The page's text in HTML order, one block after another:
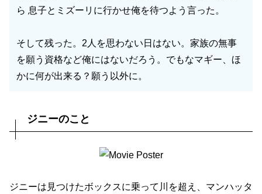
ら 息子とミズーリに行かせ俺を待つよう言った。
そして残った。2人を思わない日はない。家族の無事
を願う資格など俺にはないだろう。でもなマギー、ほ
かに何が出来る？願う以外に。
ジニーのこと
ジニーは見つけたボックスに乗って川を超え、マンハッタ